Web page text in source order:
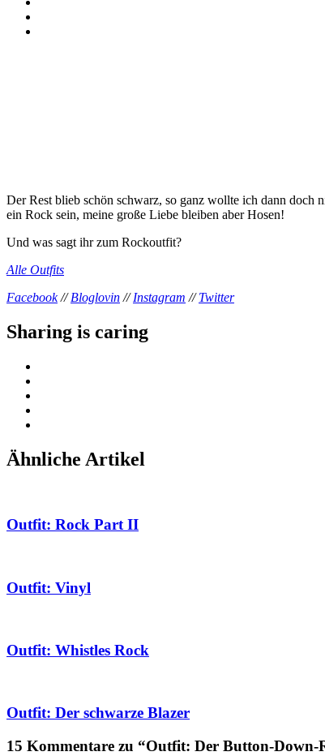
Der Rest blieb schön schwarz, so ganz wollte ich dann
ein Rock sein, meine große Liebe bleiben aber Hosen!
Und was sagt ihr zum Rockoutfit?
Alle Outfits
Facebook//Bloglovin //Instagram //Twitter
Sharing is caring
Ähnliche Artikel
Outfit: Rock Part II
Outfit: Vinyl
Outfit: Whistles Rock
Outfit: Der schwarze Blazer
15 Kommentare zu “Outfit: Der Button-Down-